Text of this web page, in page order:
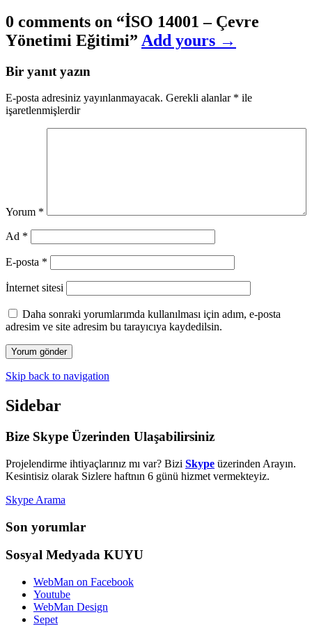
0 comments on “İSO 14001 – Çevre
Yönetimi Eğitimi” Add yours →
Bir yanıt yazın
E-posta adresiniz yayınlanmayacak. Gerekli alanlar * ile
işaretlenmişlerdir
Yorum *
Ad *
E-posta *
İnternet sitesi
Daha sonraki yorumlarımda kullanılması için adım, e-posta
adresim ve site adresim bu tarayıcıya kaydedilsin.
Skip back to navigation
Sidebar
Bize Skype Üzerinden Ulaşabilirsiniz
Projelendirme ihtiyaçlarınız mı var? Bizi Skype üzerinden Arayın.
Kesintisiz olarak Sizlere haftnın 6 günü hizmet vermekteyiz.
Skype Arama
Son yorumlar
Sosyal Medyada KUYU
WebMan on Facebook
Youtube
WebMan Design
Sepet